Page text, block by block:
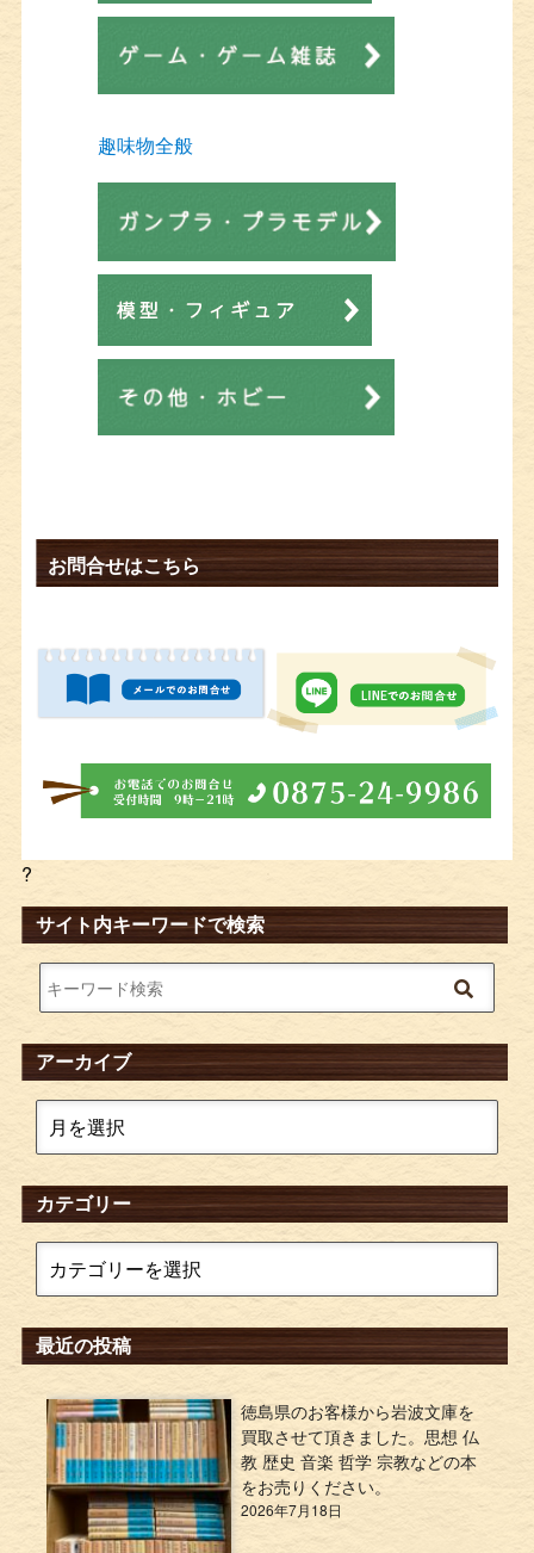
趣味物全般
お問合せはこちら
?
サイト内キーワードで検索
アーカイブ
カテゴリー
最近の投稿
徳島県のお客様から岩波文庫を
買取させて頂きました。思想 仏
教 歴史 音楽 哲学 宗教などの本
をお売りください。
2026年7月18日